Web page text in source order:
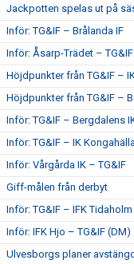
Jackpotten spelas ut på
Inför: TG&IF – Brålanda IF
Inför: Åsarp-Trädet – TG&IF
Höjdpunkter från TG&IF –
Höjdpunkter från TG&IF –
Inför: TG&IF – Bergdalens
Inför: TG&IF – IK
Inför: Vårgårda IK – TG&IF
Giff-målen från derbyt
Inför: TG&IF – IFK Tidaholm
Inför: IFK Hjo – TG&IF (DM)
Ulvesborgs planer